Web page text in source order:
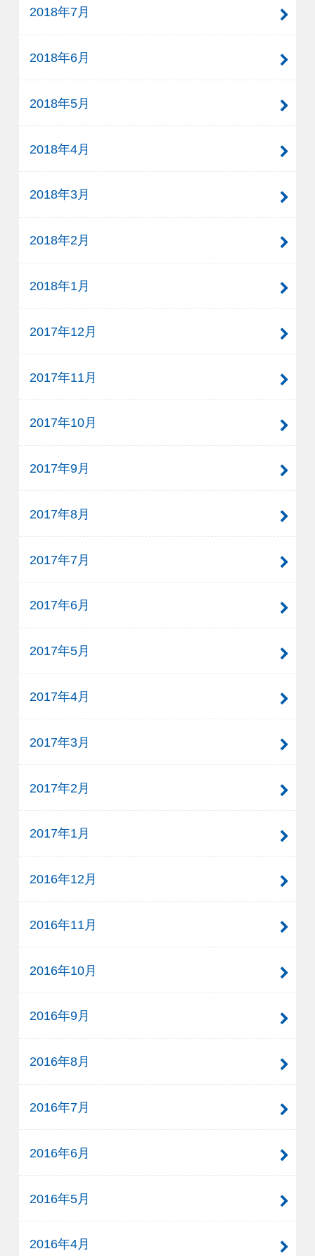
2018年7月
2018年6月
2018年5月
2018年4月
2018年3月
2018年2月
2018年1月
2017年12月
2017年11月
2017年10月
2017年9月
2017年8月
2017年7月
2017年6月
2017年5月
2017年4月
2017年3月
2017年2月
2017年1月
2016年12月
2016年11月
2016年10月
2016年9月
2016年8月
2016年7月
2016年6月
2016年5月
2016年4月